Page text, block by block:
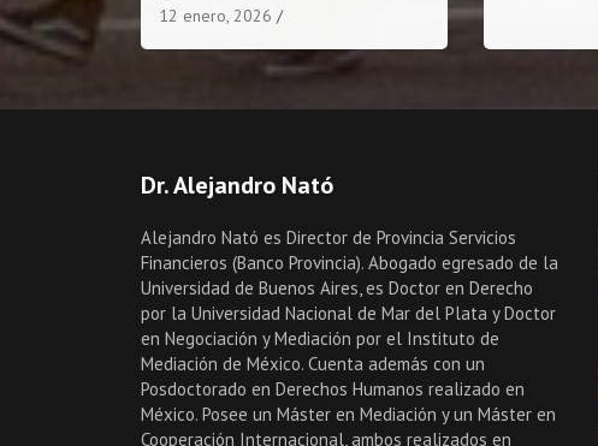
12 enero, 2026
Dr. Alejandro Nató
Alejandro Nató es Director de Provincia Servicios
Financieros (Banco Provincia). Abogado egresado de la
Universidad de Buenos Aires, es Doctor en Derecho
por la Universidad Nacional de Mar del Plata y Doctor
en Negociación y Mediación por el Instituto de
Mediación de México. Cuenta además con un
Posdoctorado en Derechos Humanos realizado en
México. Posee un Máster en Mediación y un Máster en
Cooperación Internacional, ambos realizados en